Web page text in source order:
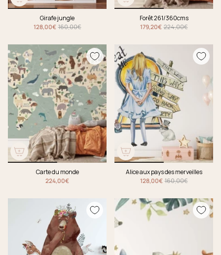
Girafe jungle
128,00€ 160,00€
Forêt 261/360cms
179,20€ 224,00€
Carte du monde
224,00€
Alice aux pays des merveilles
128,00€ 160,00€